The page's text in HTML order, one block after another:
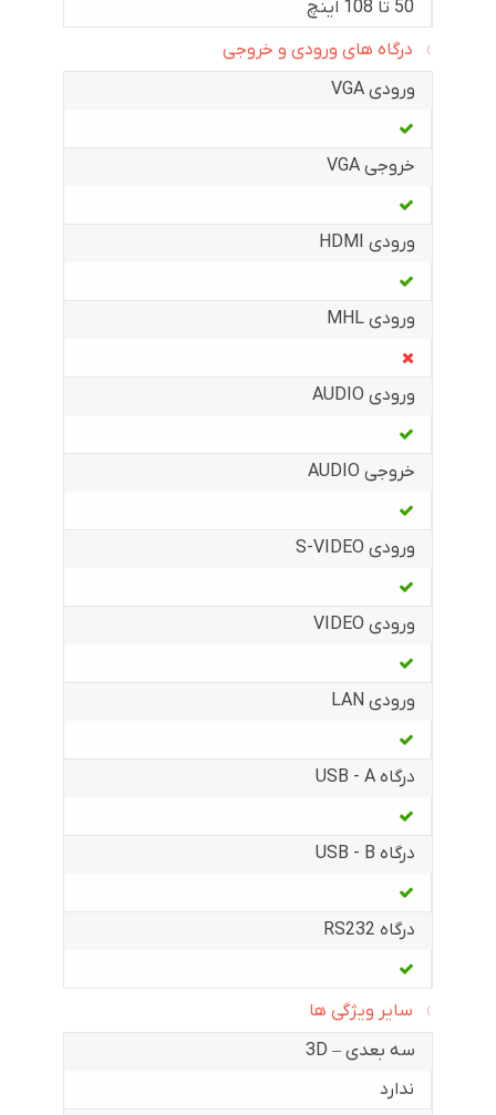
50 تا 108 اینچ
درگاه های ورودی و خروجی
ورودی VGA
خروجی VGA
ورودی HDMI
ورودی MHL
ورودی AUDIO
خروجی AUDIO
ورودی S-VIDEO
ورودی VIDEO
ورودی LAN
درگاه USB - A
درگاه USB - B
درگاه RS232
سایر ویژگی ها
سه بعدی – 3D
ندارد